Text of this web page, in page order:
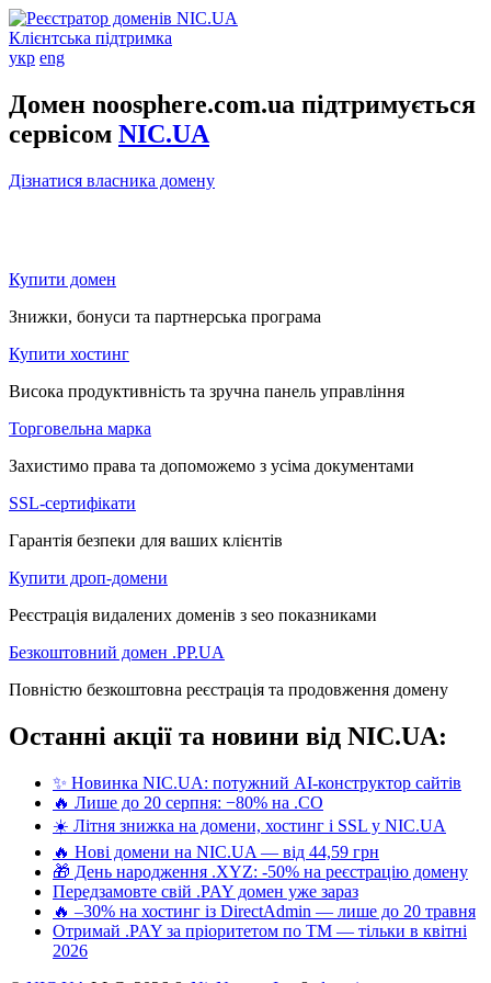
Клієнтська підтримка
укр eng
Домен noosphere.com.ua підтримується
сервісом NIC.UA
Дізнатися власника домену
Купити домен
Знижки, бонуси та партнерська програма
Купити хостинг
Висока продуктивність та зручна панель управління
Торговельна марка
Захистимо права та допоможемо з усіма документами
SSL-сертифікати
Гарантія безпеки для ваших клієнтів
Купити дроп-домени
Реєстрація видалених доменів з seo показниками
Безкоштовний домен .PP.UA
Повністю безкоштовна реєстрація та продовження домену
Останні акції та новини від NIC.UA:
✨ Новинка NIC.UA: потужний AI-конструктор сайтів
🔥 Лише до 20 серпня: −80% на .CO
☀️ Літня знижка на домени, хостинг і SSL у NIC.UA
🔥 Нові домени на NIC.UA — від 44,59 грн
🎁 День народження .XYZ: -50% на реєстрацію домену
Передзамовте свій .PAY домен уже зараз
🔥 –30% на хостинг із DirectAdmin — лише до 20 травня
Отримай .PAY за пріоритетом по ТМ — тільки в квітні
2026